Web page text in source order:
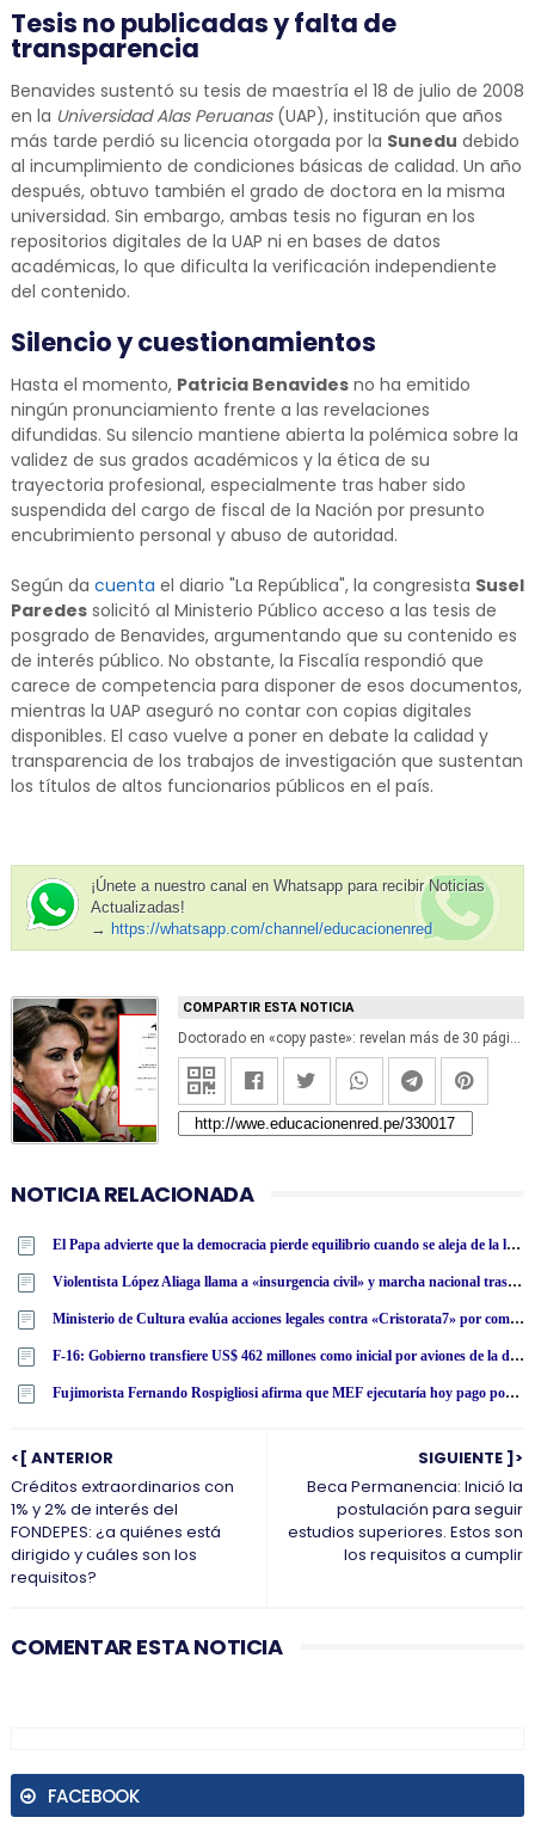
Tesis no publicadas y falta de
transparencia
Benavides sustentó su tesis de maestría el 18 de julio de 2008
en la Universidad Alas Peruanas(UAP), institución que años
más tarde perdió su licencia otorgada por la Sunedu debido
al incumplimiento de condiciones básicas de calidad. Un año
después, obtuvo también el grado de doctora en la misma
universidad. Sin embargo, ambas tesis no figuran en los
repositorios digitales de la UAP ni en bases de datos
académicas, lo que dificulta la verificación independiente
del contenido.
Silencio y cuestionamientos
Hasta el momento, Patricia Benavidesno ha emitido
ningún pronunciamiento frente a las revelaciones
difundidas. Su silencio mantiene abierta la polémica sobre la
validez de sus grados académicos y la ética de su
trayectoria profesional, especialmente tras haber sido
suspendida del cargo de fiscal de la Nación por presunto
encubrimiento personal y abuso de autoridad.
Según da cuenta el diario "La República", la congresista Susel
Paredessolicitó al Ministerio Público acceso a las tesis de
posgrado de Benavides, argumentando que su contenido es
de interés público. No obstante, la Fiscalía respondió que
carece de competencia para disponer de esos documentos,
mientras la UAP aseguró no contar con copias digitales
disponibles. El caso vuelve a poner en debate la calidad y
transparencia de los trabajos de investigación que sustentan
los títulos de altos funcionarios públicos en el país.
¡Únete a nuestro canal en Whatsapp para recibir Noticias
Actualizadas!
→ https://whatsapp.com/channel/educacionenred
COMPARTIR ESTA NOTICIA
NOTICIA RELACIONADA
El Papa advierte que la democracia pierde equilibrio cuando se aleja de la ley moral
Violentista López Aliaga llama a «insurgencia civil» y marcha nacional tras denunciar fraude electoral
Ministerio de Cultura evalúa acciones legales contra «Cristorata7» por comentarios racistas tras aplastante derrota de César Acuña
F-16: Gobierno transfiere US$ 462 millones como inicial por aviones de la década de 1970 transformados en variante Block 70
Fujimorista Fernando Rospigliosi afirma que MEF ejecutaría hoy pago por compra de aviones F-16 pese a postura del Ejecutivo
SIGUIENTE ]>
Beca Permanencia: Inició la
postulación para seguir
estudios superiores. Estos son
los requisitos a cumplir
<[ ANTERIOR
Créditos extraordinarios con
1% y 2% de interés del
FONDEPES: ¿a quiénes está
dirigido y cuáles son los
requisitos?
COMENTAR ESTA NOTICIA
FACEBOOK